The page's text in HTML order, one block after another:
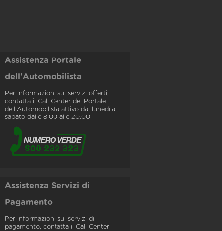
Assistenza Portale
dell'Automobilista
Per informazioni sui servizi offerti,
contatta il Call Center del Portale
dell'Automobilista attivo dal lunedì al
sabato dalle 8.00 alle 20.00
Assistenza Servizi di
Pagamento
Per informazioni sui servizi di
pagamento, contatta il Call Center